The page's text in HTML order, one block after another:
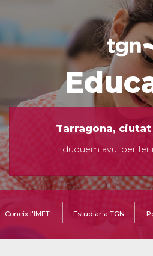
Tarragona,
Eduquem avui per fer
Coneix l'IMET Estudiar a TGN